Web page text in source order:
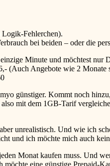
Logik-Fehlerchen).
bei beiden – oder die
Minute und möchtest nur
(Auch Angebote wie 2 Monate
günstiger. Kommt noch
mit dem 1GB-Tarif
unrealistisch. Und wie ich
und ich möchte mich auch
Monat kaufen muss. Und